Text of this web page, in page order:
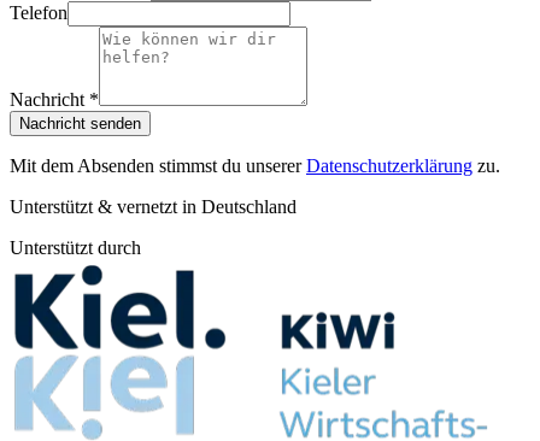
Telefon
Nachricht *
Nachricht senden
Mit dem Absenden stimmst du unserer Datenschutzerklärung zu.
Unterstützt & vernetzt in Deutschland
Unterstützt durch